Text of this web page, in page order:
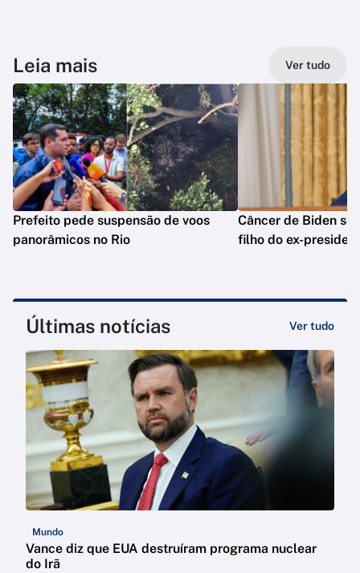
Leia mais Ver tudo
Prefeito pede suspensão de voos
panorâmicos no Rio
Câncer de Biden se
filho do ex-
Últimas notícias Ver tudo
Mundo
Vance diz que EUA destruíram programa nuclear
do Irã